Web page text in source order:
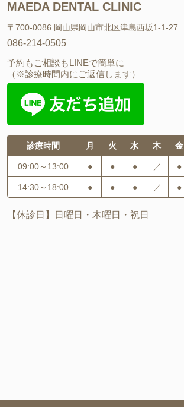
MAEDA DENTAL CLINIC
〒700-0086 岡山県岡山市北区津島西坂1-1-27
086-214-0505
予約もご相談もLINEで簡単に
（※診療時間内にご返信します）
診療時間 月 火 水 木 金
09:00～13:00 ● ● ● ／ ●
14:30～18:00 ● ● ● ／ ●
【休診日】日曜日・木曜日・祝日